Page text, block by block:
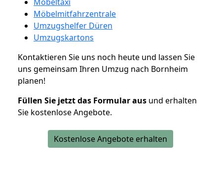
Möbelmitfahrzentrale
Umzugshelfer Düren
Umzugskartons
Kontaktieren Sie uns noch heute und lassen Sie
uns gemeinsam Ihren Umzug nach Bornheim
planen!
Füllen Sie jetzt das Formular aus und erhalten
Sie kostenlose Angebote.
Kostenlose Angebote erhalten